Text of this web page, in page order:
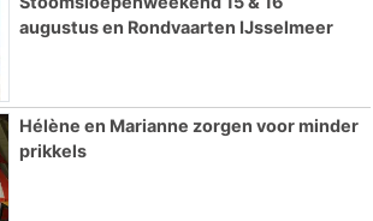
augustus en Rondvaarten IJsselmeer
Hélène en Marianne zorgen voor minder
prikkels